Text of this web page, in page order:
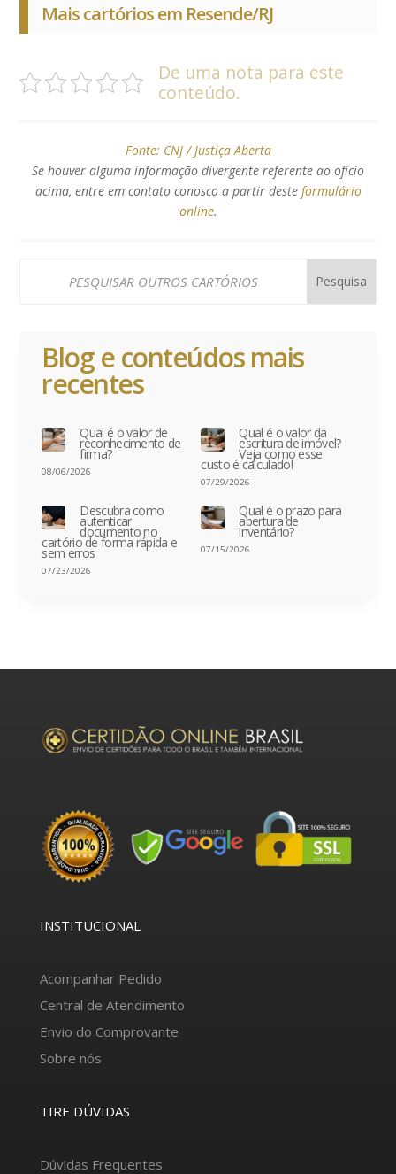
Mais cartórios em Resende/RJ
De uma nota para este
conteúdo.
Fonte: CNJ / Justiça Aberta
Se houver alguma informação divergente referente ao ofício
acima, entre em contato conosco a partir deste formulário
online.
Blog e conteúdos mais
recentes
Qual é o valor de
reconhecimento de
firma?
08/06/2026
Qual é o valor da
escritura de imóvel?
Veja como esse
custo é calculado!
07/29/2026
Descubra como
autenticar
documento no
cartório de forma rápida e
sem erros
07/23/2026
Qual é o prazo para
abertura de
inventário?
07/15/2026
INSTITUCIONAL
Acompanhar Pedido
Central de Atendimento
Envio do Comprovante
Sobre nós
TIRE DÚVIDAS
Dúvidas Frequentes